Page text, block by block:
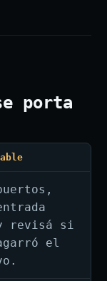
porta
revisá si
el